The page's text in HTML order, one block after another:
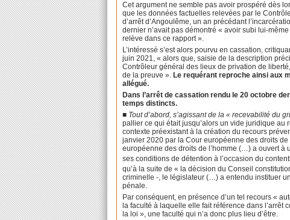
Cet argument ne semble pas avoir prospéré dès
que les données factuelles relevées par le
d’arrêt d’Angoulême, un an précédant
dernier n’avait pas démontré « avoir subi lui-
relève dans ce rapport ».
L’intéressé s’est alors pourvu en cassation,
juin 2021, « alors que, saisie de la description
Contrôleur général des lieux de privation de
de la preuve ». Le requérant reproche ainsi aux
allégué.
Dans l’arrêt de cassation rendu le 20 octobre
temps distincts.
■ Tout d’abord, s’agissant de la « recevabilité du
pallier ce qui était jusqu’alors un vide juridique
contexte préexistant à la création du recours
janvier 2020 par la Cour européenne des droits
européenne des droits de l’homme (…) a ouvert à
ses conditions de détention à l’occasion du
qu’à la suite de « la décision du Conseil
criminelle -, le législateur (…) a entendu instituer
pénale.
Par conséquent, en présence d’un tel recours «
la faculté à laquelle elle fait référence dans l’arrêt
la loi », une faculté qui n’a donc plus lieu d’être.